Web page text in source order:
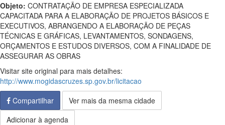
Objeto: CONTRATAÇÃO DE EMPRESA ESPECIALIZADA
CAPACITADA PARA A ELABORAÇÃO DE PROJETOS BÁSICOS E
EXECUTIVOS, ABRANGENDO A ELABORAÇÃO DE PEÇAS
TÉCNICAS E GRÁFICAS, LEVANTAMENTOS, SONDAGENS,
ORÇAMENTOS E ESTUDOS DIVERSOS, COM A FINALIDADE DE
ASSEGURAR AS OBRAS
Visitar site original para mais detalhes:
http://www.mogidascruzes.sp.gov.br/licitacao
Compartilhar
Ver mais da mesma cidade
Adicionar à agenda